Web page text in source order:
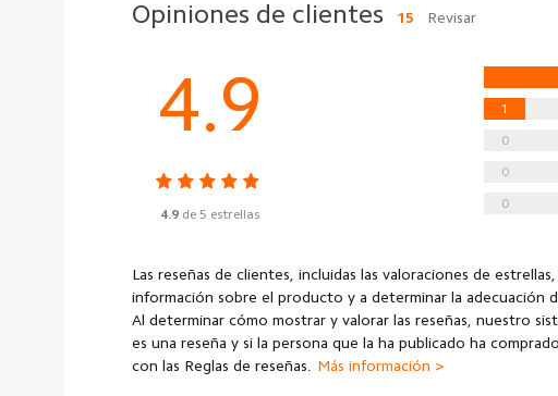
Opiniones de clientes 15 Revisar
4.9
4.9 de 5 estrellas
1
0
0
0
Las reseñas de clientes, incluidas las valoraciones de
información sobre el producto y a determinar la adecuación
Al determinar cómo mostrar y valorar las reseñas, nuestro
es una reseña y si la persona que la ha publicado ha
con las Reglas de reseñas.
Más información >